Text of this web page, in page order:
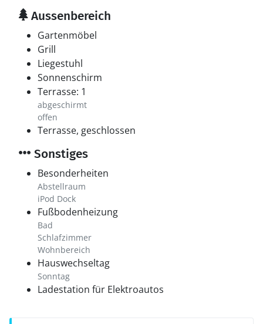
Aussenbereich
Gartenmöbel
Grill
Liegestuhl
Sonnenschirm
Terrasse: 1
abgeschirmt
offen
Terrasse, geschlossen
Sonstiges
Besonderheiten
Abstellraum
iPod Dock
Fußbodenheizung
Bad
Schlafzimmer
Wohnbereich
Hauswechseltag
Sonntag
Ladestation für Elektroautos